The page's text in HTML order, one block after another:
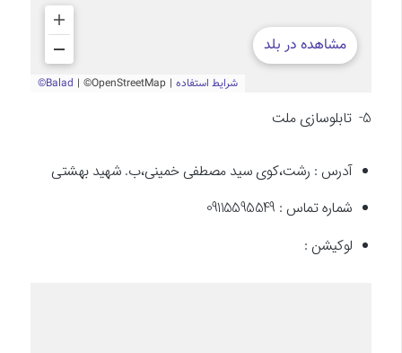
5- تابلوسازی ملت
آدرس : رشت،کوی سید مصطفی خمینی،ب. شهید بهشتی
شماره تماس : 09115595549
لوکیشن :